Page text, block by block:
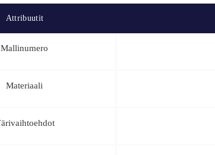
Attribuutit
Mallinumero
Materiaali